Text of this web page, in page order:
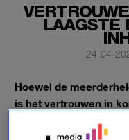
LAAGSTE
24-04-
Hoewel de
is het vertrouwen in